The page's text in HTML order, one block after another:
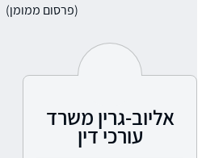
(פרסום ממומן)
אליוב-גרין משרד
עורכי דין